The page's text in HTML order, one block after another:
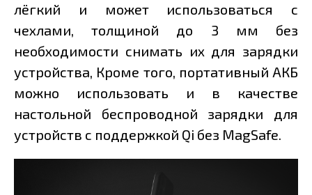
лёгкий и может использоваться с
чехлами, толщиной до 3 мм без
необходимости снимать их для зарядки
устройства, Кроме того, портативный АКБ
можно использовать и в качестве
настольной беспроводной зарядки для
устройств с поддержкой Qi без MagSafe.